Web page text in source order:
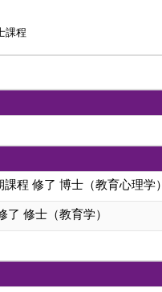
課程
程 修了 博士（教育心理学）
修士（教育学）